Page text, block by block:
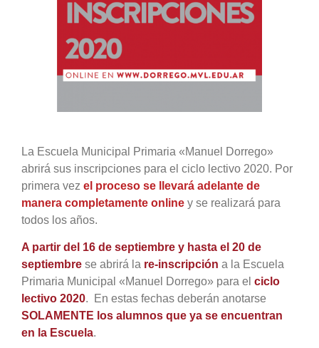
La Escuela Municipal Primaria «Manuel Dorrego»
abrirá sus inscripciones para el ciclo lectivo 2020. Por
primera vez el proceso se llevará adelante de
manera completamente online y se realizará para
todos los años.
A partir del 16 de septiembre y hasta el 20 de
septiembre se abrirá la re-inscripción a la Escuela
Primaria Municipal «Manuel Dorrego» para el ciclo
lectivo 2020. En estas fechas deberán anotarse
SOLAMENTE los alumnos que ya se encuentran
en la Escuela.